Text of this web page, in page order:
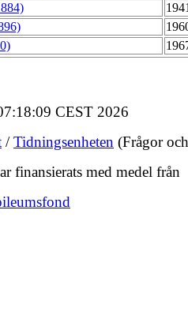
CEST 2026
/Tidningsenheten (Frågor
finansierats med medel från